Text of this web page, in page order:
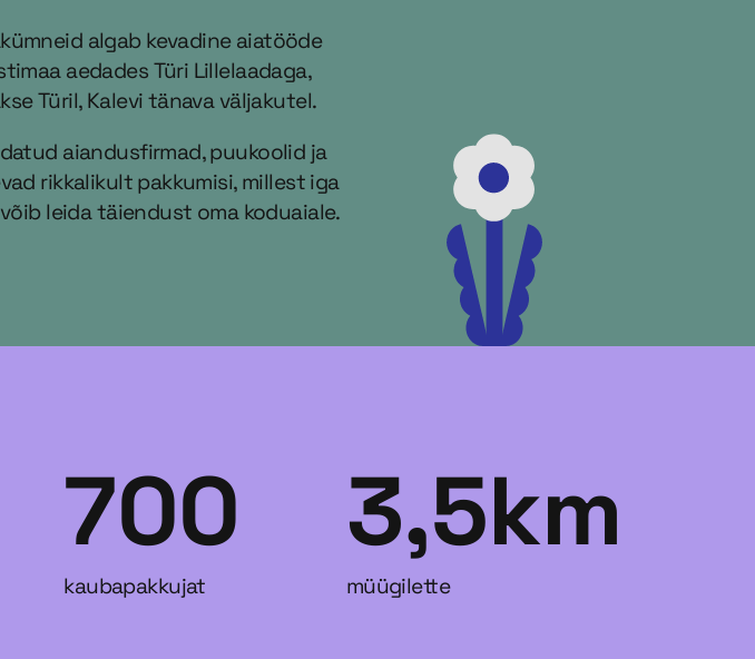
algab kevadine aiatööde
aedades Türi Lillelaadaga,
Türil, Kalevi tänava väljakutel.
aiandusfirmad, puukoolid ja
rikkalikult pakkumisi, millest iga
leida täiendust oma koduaiale.
700
kaubapakkujat
3,5km
müügilette